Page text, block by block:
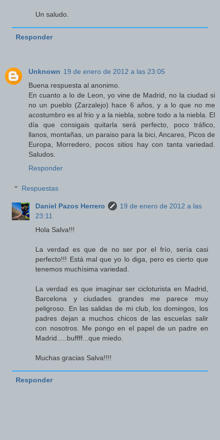
Un saludo.
Responder
Unknown 19 de enero de 2012 a las 23:05
Buena respuesta al anonimo.
En cuanto a lo de Leon, yo vine de Madrid, no la ciudad si
no un pueblo (Zarzalejo) hace 6 años, y a lo que no me
acostumbro es al frio y a la niebla, sobre todo a la niebla. El
día que consigais quitarla será perfecto, poco tráfico,
llanos, montañas, un paraiso para la bici, Ancares, Picos de
Europa, Morredero, pocos sitios hay con tanta variedad.
Saludos.
Responder
Respuestas
Daniel Pazos Herrero
19 de enero de 2012 a las
23:11
Hola Salva!!!
La verdad es que de no ser por el frío, sería casi
perfecto!!! Está mal que yo lo diga, pero es cierto que
tenemos muchísima variedad.
La verdad es que imaginar ser cicloturista en Madrid,
Barcelona y ciudades grandes me parece muy
peligroso. En las salidas de mi club, los domingos, los
padres dejan a muchos chicos de las escuelas salir
con nosotros. Me pongo en el papel de un padre en
Madrid.....buffff...que miedo.
Muchas gracias Salva!!!!
Responder